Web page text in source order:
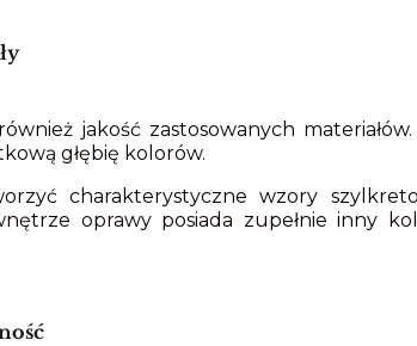
jakość zastosowanych
głębię kolorów.
charakterystyczne wzory
oprawy posiada zupełnie inny